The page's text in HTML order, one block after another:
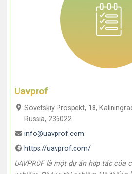
Uavprof
Sovetskiy Prospekt, 18,
Russia, 236022
info@uavprof.com
https://uavprof.com/
UAVPROF là một dự án hợp tác của